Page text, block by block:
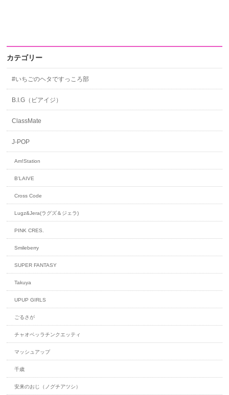
カテゴリー
#いちごのヘタですっころ部
B.I.G（ビアイジ）
ClassMate
J-POP
Am!Station
B'LAIVE
Cross Code
Lugz&Jera(ラグズ＆ジェラ)
PINK CRES.
Smileberry
SUPER FANTASY
Takuya
UPUP GIRLS
ごるさが
チャオベッラチンクエッティ
マッシュアップ
千歳
安来のおじ（ノグチアツシ）